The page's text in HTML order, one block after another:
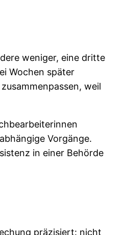
weniger, eine dritte
Wochen später
weil
Vorgänge.
in einer Behörde
präzisiert: nicht